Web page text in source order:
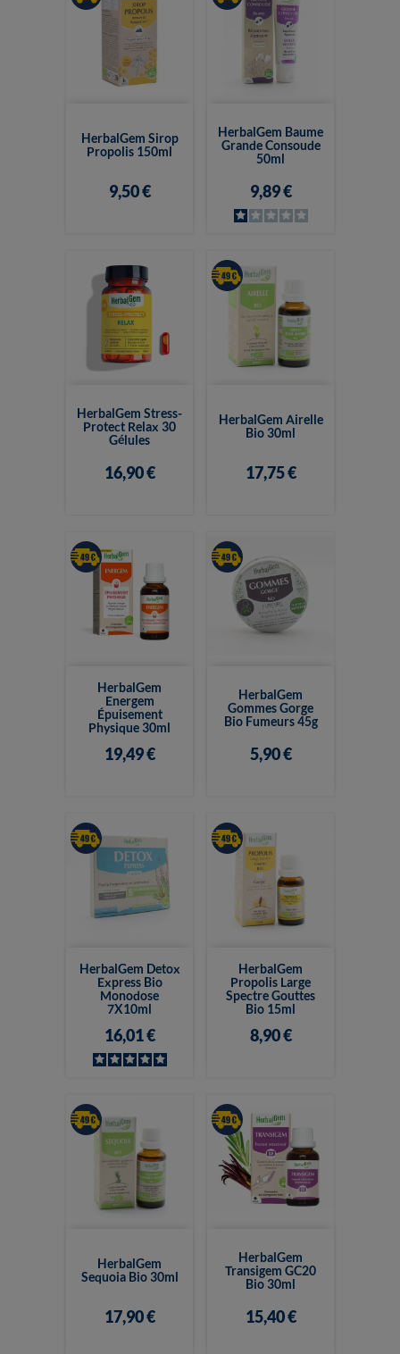
HerbalGem Sirop
Propolis 150ml
9,50 €
HerbalGem Baume
Grande Consoude
50ml
9,89 €
HerbalGem Stress-
Protect Relax 30
Gélules
16,90 €
HerbalGem Airelle
Bio 30ml
17,75 €
HerbalGem
Energem
Épuisement
Physique 30ml
19,49 €
HerbalGem
Gommes Gorge
Bio Fumeurs 45g
5,90 €
HerbalGem Detox
Express Bio
Monodose
7X10ml
16,01 €
HerbalGem
Propolis Large
Spectre Gouttes
Bio 15ml
8,90 €
HerbalGem
Sequoia Bio 30ml
17,90 €
HerbalGem
Transigem GC20
Bio 30ml
15,40 €